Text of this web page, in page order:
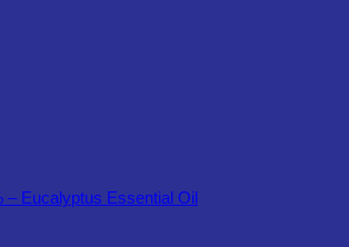
– Eucalyptus Essential Oil